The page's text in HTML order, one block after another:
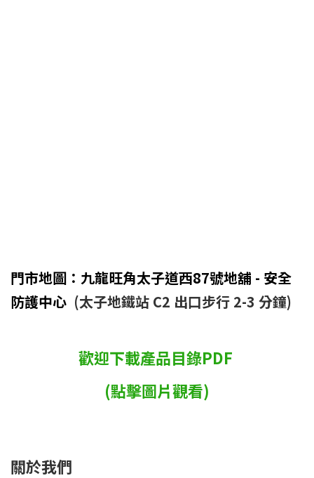
門市地圖：九龍旺角太子道西87號地舖 - 安全
防護中心 (太子地鐵站 C2 出口步行 2-3 分鐘)
歡迎下載產品目錄PDF
(點擊圖片觀看)
關於我們